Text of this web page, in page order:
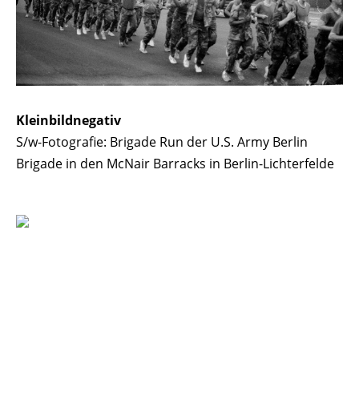
Kleinbildnegativ
S/w-Fotografie: Brigade Run der U.S. Army Berlin
Brigade in den McNair Barracks in Berlin-Lichterfelde